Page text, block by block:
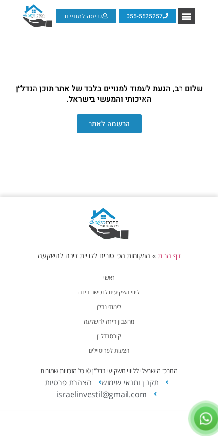
055-5525257 כניסה למנויים
שלום רב, הגעת לעמוד למנויים בלבד של אתר תוכן הנדל״ן
האיכותי והמעשי בישראל.
הרשמה לאתר
המרכז הישראלי לליווי משקיעי נדל"ן © כל הזכויות שמורות
תקנון ותנאי שימוש
הצהרת פרטיות
israelinvestil@gmail.com
ראשי
ליווי משקיעים לרכישה דירה
לימודי נדלן
מחשבון דירה להשקעה
קורס נדל"ן
הצעות לפריסיילים
דף הבית » המקומות הכי טובים לקניית דירה להשקעה